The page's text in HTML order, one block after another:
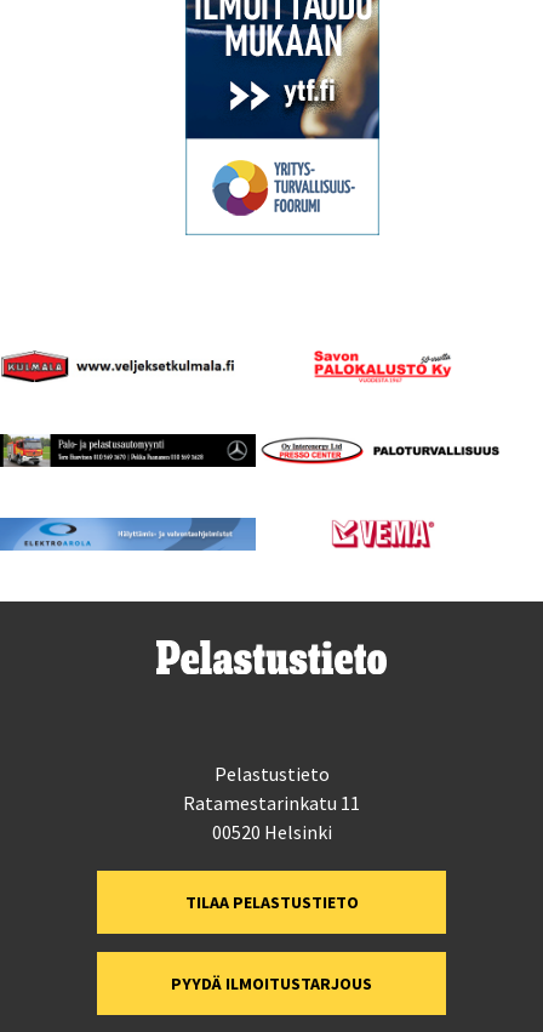
Pelastustieto
Ratamestarinkatu 11
00520 Helsinki
TILAA PELASTUSTIETO
PYYDÄ ILMOITUSTARJOUS